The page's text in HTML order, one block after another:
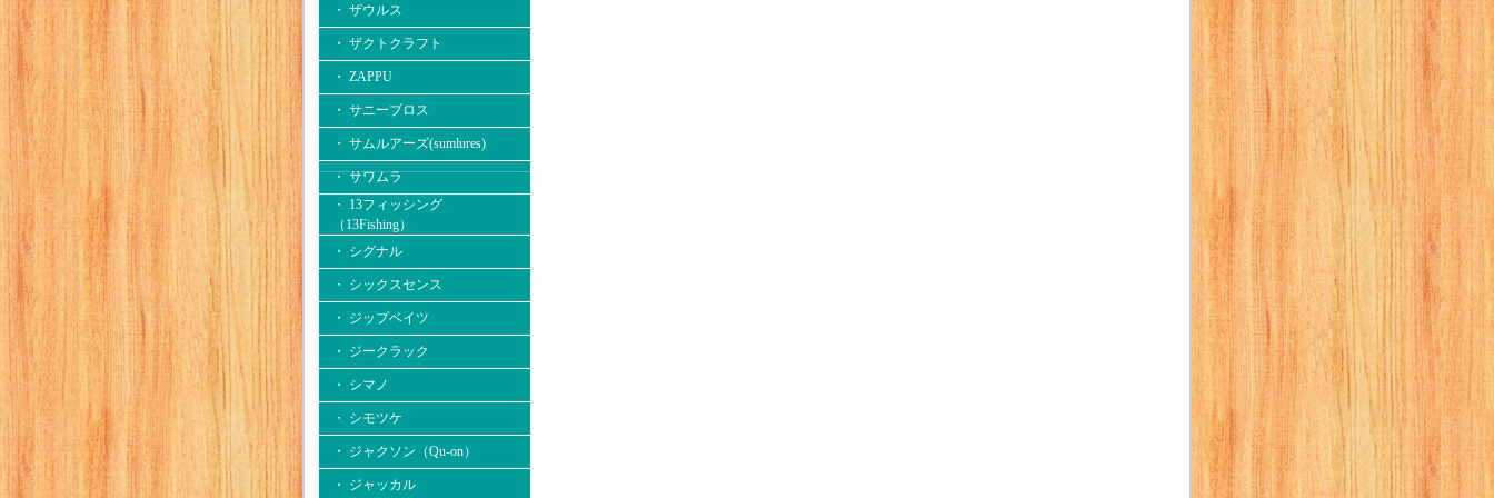
・ ザウルス
・ ザクトクラフト
・ ZAPPU
・ サニーブロス
・ サムルアーズ(sumlures)
・ サワムラ
・ 13フィッシング
（13Fishing）
・ シグナル
・ シックスセンス
・ ジップベイツ
・ ジークラック
・ シマノ
・ シモツケ
・ ジャクソン（Qu-on）
・ ジャッカル